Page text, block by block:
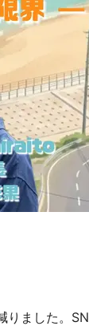
ました。